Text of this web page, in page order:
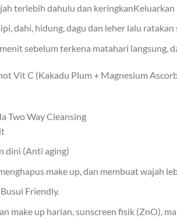
terlebih dahulu dan
dahi, hidung, dagu dan leher lalu
sebelum terkena matahari langsung,
Vit C (Kakadu Plum + Magnesium
Two Way Cleansing
dini (Anti aging)
make up, dan membuat wajah
Friendly.
make up harian, sunscreen fisik (ZnO),